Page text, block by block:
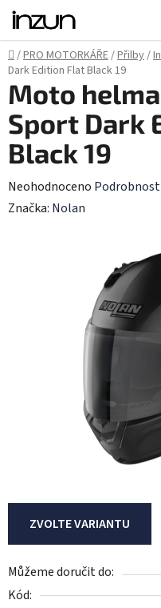
Přejít
obsah
Domů
/PRO MOTORKÁŘE/Přilby/
Dark Edition Flat Black 19
ZVOLTE VARIANTU
Můžeme doručit do:
Kód:
Moto
Sport Dark
Black 19
Průměrné
hodnocení
Neohodnoceno
Značka: Nolan